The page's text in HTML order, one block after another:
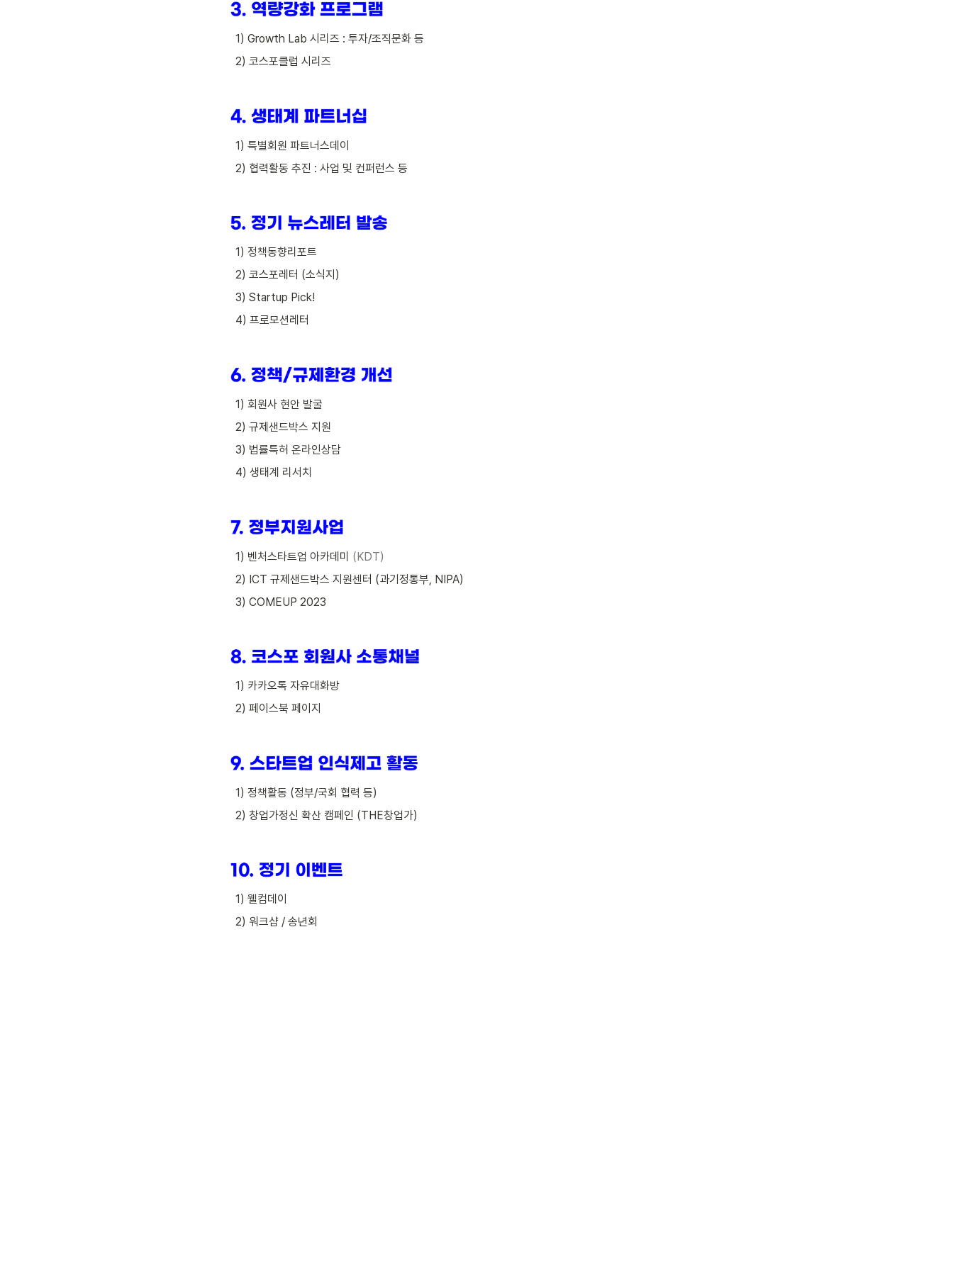
   1) Growth Lab 시리즈 : 투자/조직문화 등
   2) 코스포클럽 시리즈
   1) 특별회원 파트너스데이
   2) 협력활동 추진 : 사업 및 컨퍼런스 등
   1) 정책동향리포트
   2) 코스포레터 (소식지)
   3) Startup Pick!
   4) 프로모션레터
   1) 회원사 현안 발굴
   2) 규제샌드박스 지원
   3) 법률특허 온라인상담
   4) 생태계 리서치
   1) 벤처스타트업 아카데미
(KDT)
   2) ICT 규제샌드박스 지원센터 (과기정통부, NIPA)
   3) COMEUP 2023
   1) 카카오톡 자유대화방
   2) 페이스북 페이지
   1) 정책활동 (정부/국회 협력 등)
   2) 창업가정신 확산 캠페인 (THE창업가)
   1) 웰컴데이
   2) 워크샵 / 송년회